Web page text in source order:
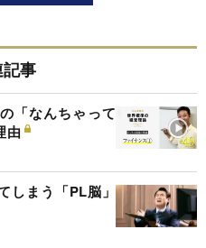
事
「なんちゃって
由
しまう「PL脳」